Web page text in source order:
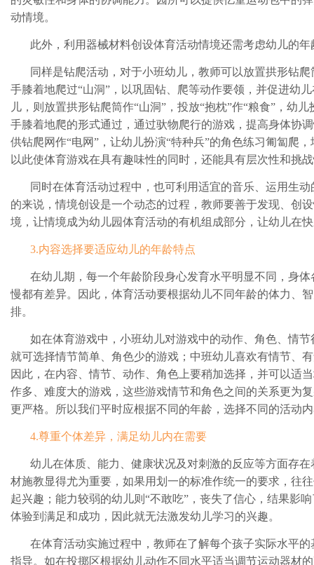
动情境。
此外，利用器械材料创设体育活动情境还需考虑幼儿的年
同样是钻爬活动，对于小班幼儿，教师可以放置拱形钻
手膝着地爬过“山洞”，以巩固钻、爬等动作要领，并促进幼
儿，则放置拱形钻爬筒作“山洞”，投放“抱枕”作“粮食”，幼
手膝着地爬的形式通过，通过驮物爬行的游戏，提高身体协
供钻爬网作“电网”，让幼儿扮演“特种兵”的角色练习匍匐爬
以此使体育游戏在具有趣味性的同时，还能具有层次性和挑
同时在体育活动过程中，也可利用适宜的音乐、运用生
的来说，情境创设是一个动态的过程，教师要善于发现、创
境，让情境成为幼儿园体育活动的有机组成部分，让幼儿在
3.内容选择要适应幼儿的年龄特点
在幼儿期，每一个年龄阶段身心发育水平明显不同，身
慢都有差异。因此，体育活动要根据幼儿不同年龄的体力、
排。
如在体育游戏中，小班幼儿对游戏中的动作、角色、情
就可选择情节简单、角色少的游戏；中班幼儿喜欢有情节、
因此，在内容、情节、动作、角色上要稍加选择，并可以适
作多、难度大的游戏，这些游戏情节和角色之间的关系更为
更严格。所以我们平时应根据不同的年龄，选择不同的活动
4.尊重个体差异，满足幼儿内在需要
幼儿在体质、能力、健康状况及对刺激的反应等方面存
材施教显得尤为重要，如果用划一的标准作统一的要求，往
起兴趣；能力较弱的幼儿则“不敢吃”，丧失了信心，结果影
体验到满足和成功，因此就无法激发幼儿学习的兴趣。
在体育活动实施过程中，教师在了解每个孩子实际水平
指导。如在投掷区根据幼儿动作不同水平适当调节运动器材